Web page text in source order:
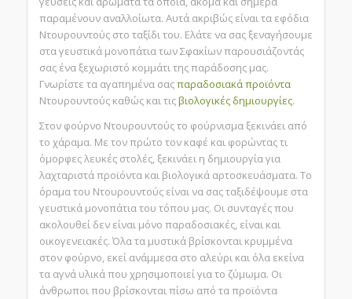
παραμένουν αναλλοίωτα. Αυτά ακριβώς είναι τα εφόδια
Ντουρουντούς στο ταξίδι του. Ελάτε να σας ξεναγήσουμε
στα γευστικά μονοπάτια των Σφακίων παρουσιάζοντάς
σας ένα ξεχωριστό κομμάτι της παράδοσης μας.
Γνωρίστε τα αγαπημένα σαςπαραδοσιακά προϊόντα
Ντουρουντούς καθώς και τιςβιολογικές δημιουργίες.
Στον φούρνο Ντουρουντούς το φούρνισμα ξεκινάει από
το χάραμα. Με τον πρώτο τον καφέ και φορώντας τι
όμορφες λευκές στολές, ξεκινάει η δημιουργία για
λαχταριστά προϊόντα και βιολογικά αρτοσκευάσματα. Το
όραμα του Ντουρουντούς είναι να σας ταξιδέψουμε στα
γευστικά μονοπάτια του τόπου μας. Οι συνταγές που
ακολουθεί δεν είναι μόνο παραδοσιακές, είναι και
οικογενειακές. Όλα τα μυστικά βρίσκονται κρυμμένα
στον φούρνο, εκεί ανάμμεσα στο αλεύρι και όλα εκείνα
τα αγνά υλικά που χρησιμοποιεί για το ζύμωμα. Οι
άνθρωποι που βρίσκονται πίσω από τα προϊόντα